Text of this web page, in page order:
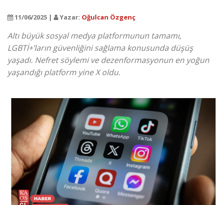
11/06/2025 | Yazar: Oğulcan Özgenç
Altı büyük sosyal medya platformunun tamamı,
LGBTİ+’ların güvenliğini sağlama konusunda düşüş
yaşadı. Nefret söylemi ve dezenformasyonun en yoğun
yaşandığı platform yine X oldu.